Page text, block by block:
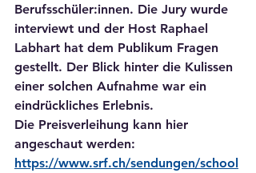
Berufsschüler:innen. Die Jury wurde
interviewt und der Host Raphael
Labhart hat dem Publikum Fragen
gestellt. Der Blick hinter die Kulissen
einer solchen Aufnahme war ein
eindrückliches Erlebnis.
Die Preisverleihung kann hier
angeschaut werden:
https://www.srf.ch/sendungen/school